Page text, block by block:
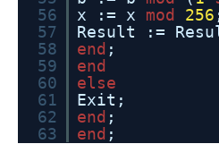
56
x := x mod 256
57
Result :=
58
end ;
59
end
60
else
61
Exit;
62
end ;
63
end ;